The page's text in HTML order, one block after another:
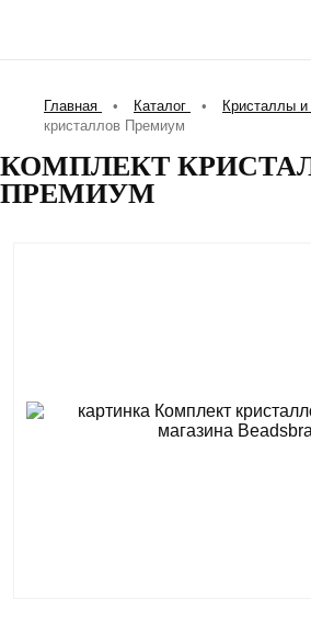
Главная • Каталог • Кристаллы
кристаллов Премиум
КОМПЛЕКТ
ПРЕМИУМ